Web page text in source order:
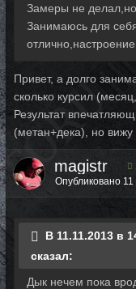
Замеры не делал,но
Занимаюсь для
Привет, а долго
сколько курсил
Результат
(метан+дека), но
magistr
Опубликовано 11
В 11.11.2013 в
сказал:
Дык нечем пока